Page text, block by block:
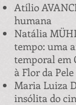
Atílio
humana
Natália
tempo: uma
temporal em
à Flor da Pele
Maria Luiza
insólita do